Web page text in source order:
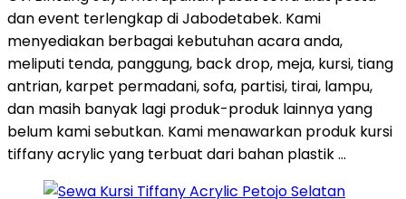
dan event terlengkap di Jabodetabek. Kami
menyediakan berbagai kebutuhan acara anda,
meliputi tenda, panggung, back drop, meja, kursi, tiang
antrian, karpet permadani, sofa, partisi, tirai, lampu,
dan masih banyak lagi produk-produk lainnya yang
belum kami sebutkan. Kami menawarkan produk kursi
tiffany acrylic yang terbuat dari bahan plastik …